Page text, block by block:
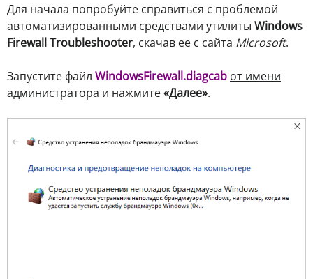
Для начала попробуйте справиться с проблемой
автоматизированными средствами утилиты Windows
Firewall Troubleshooter, скачав ее с сайта Microsoft.
Запустите файл WindowsFirewall.diagcab от имени
администратора и нажмите«Далее».